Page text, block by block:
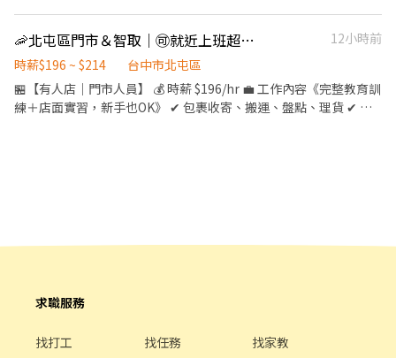
🦐北屯區門市＆智取｜🉑就近上班超方便｜🉑免到場面試
12小時前
時薪$196 ~ $214
台中市北屯區
🏪【有人店｜門市人員】 💰 時薪 $196/hr 💼 工作內容《完整教育訓
練＋店面實習，新手也OK》 ✔ 包裹收寄、搬運、盤點、理貨 ✔ 門
––––––––––––––––– 📍門市地點自選｜目前缺額如下 🔹 大肚區 🏪
大肚文昌店｜文昌路一段86號1樓 🔹 大里區 🏪 大里仁化店｜仁化路
立新街155號1樓 🏪 大里東南店｜東南路66號1樓 🏪 台中大里店｜
求職服務
找打工 找任務 找家教